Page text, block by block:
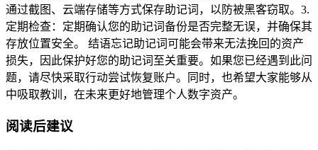
通过截图、云端存储等方式保存助记词，以防被黑客窃取。3.
定期检查：定期确认您的助记词备份是否完整无误，并确保其
存放位置安全。 结语忘记助记词可能会带来无法挽回的资产
损失，因此保护好您的助记词至关重要。如果您已经遇到此问
题，请尽快采取行动尝试恢复账户。同时，也希望大家能够从
中吸取教训，在未来更好地管理个人数字资产。
阅读后建议